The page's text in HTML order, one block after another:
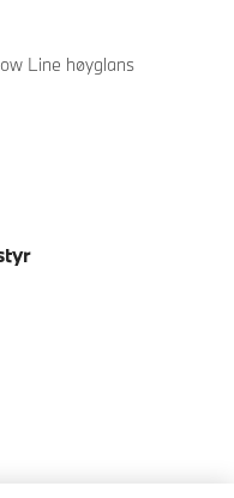
Line høyglans